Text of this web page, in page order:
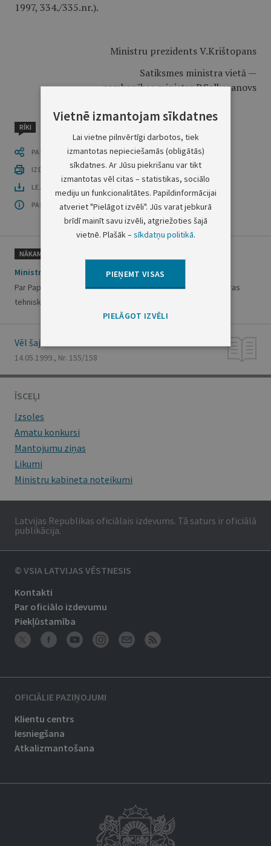
1997, 334./335.nr.).
Ministru prezidents V.Krištopans
Satiksmes ministra vietā —
zemkopības ministrs P.Salkazanovs
RĪKI
PASTĀSTI CITIEM
IZDRUKĀT PUBLIKĀCIJU
LEJUPLĀDĒT LAIDIENU (PDF)
PAR OFICIĀLO IZDEVUMU
NĀKAMAIS
Ministru kabineta rīkojums Nr.224
Par Papildu līgumu par Starptautiskās atomenerģijas aģentūras
tehniskās palīdzības sniegšanu Latvijas Republikas valdībai
Vēl šajā numurā
14.05.1999., Nr. 155/158
ĪSCEĻI
Izsoles
Amatu konkursi
Mantojumu ziņas
Likumi
Ministru kabineta noteikumi
Latvijas Republikas oficiālais izdevums. Tā saturs ir oficiālā
publikācija.
© VSIA LATVIJAS VĒSTNESIS
Kontakti
Par oficiālo izdevumu
Piekļūstamība
OFICIĀLIE PAZIŅOJUMI
Klientu centrs
Iesniegšana
Atkalizmantošana
Vietnē izmantojam sīkdatnes
Lai vietne pilnvērtīgi darbotos, tiek
izmantotas nepieciešamās (obligātās)
sīkdatnes. Ar Jūsu piekrišanu var tikt
izmantotas vēl citas – statistikas, sociālo
mediju un funkcionalitātes. Papildinformācijai
atveriet "Pielāgot izvēli". Jūs varat jebkurā
brīdī mainīt savu izvēli, atgriežoties šajā
vietnē. Plašāk –sīkdatņu politikā.
PIEŅEMT VISAS
PIELĀGOT IZVĒLI